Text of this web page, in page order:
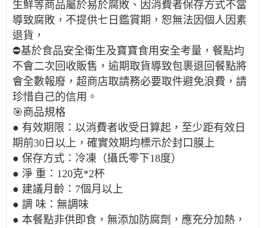
生鮮等商品屬於易於腐敗、因消費者保存方式不當
導致腐敗，不提供七日鑑賞期，恕無法因個人因素
退貨，
⛔基於食品安全衛生及寶寶食用安全考量，餐點均
不會二次回收販售，逾期取貨導致包裹退回餐點將
會全數報廢，超商店取請務必要取件避免浪費，請
珍惜自己的信用。
🎯商品規格
● 有效期限：以消費者收受日算起，至少距有效日
期前30日以上，確實效期均標示於封口膜上
● 保存方式：冷凍（攝氏零下18度）
● 淨 重：120克*2杯
● 建議月齡：7個月以上
● 調 味：無調味
● 本餐點非供即食，無添加防腐劑，應充分加熱，